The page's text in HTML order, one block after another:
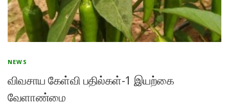
NEWS
விவசாய கேள்வி பதில்கள்-1 இயற்கை
வேளாண்மை